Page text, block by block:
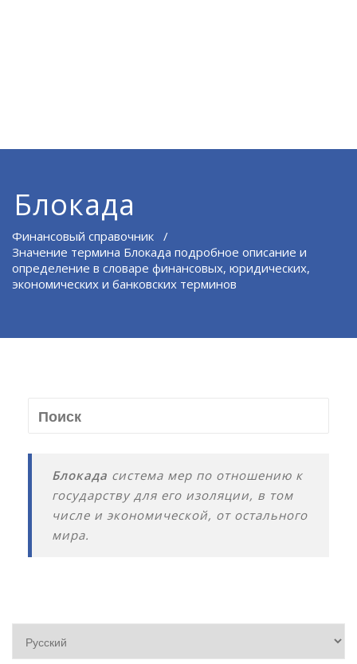
Блокада
Финансовый справочник /
Значение термина Блокада подробное описание и
определение в словаре финансовых, юридических,
экономических и банковских терминов
Блокада система мер по отношению к
государству для его изоляции, в том
числе и экономической, от остального
мира.